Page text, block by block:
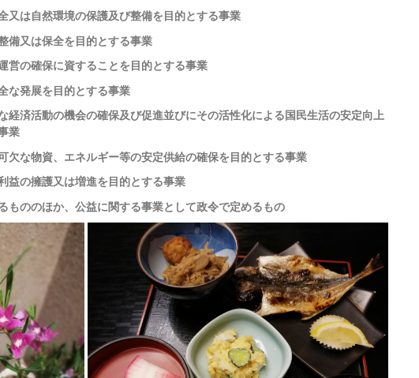
又は自然環境の保護及び整備を目的とする事業
備又は保全を目的とする事業
営の確保に資することを目的とする事業
な発展を目的とする事業
経済活動の機会の確保及び促進並びにその活性化による国民生活の安定向上
業
欠な物資、エネルギー等の安定供給の確保を目的とする事業
益の擁護又は増進を目的とする事業
もののほか、公益に関する事業として政令で定めるもの